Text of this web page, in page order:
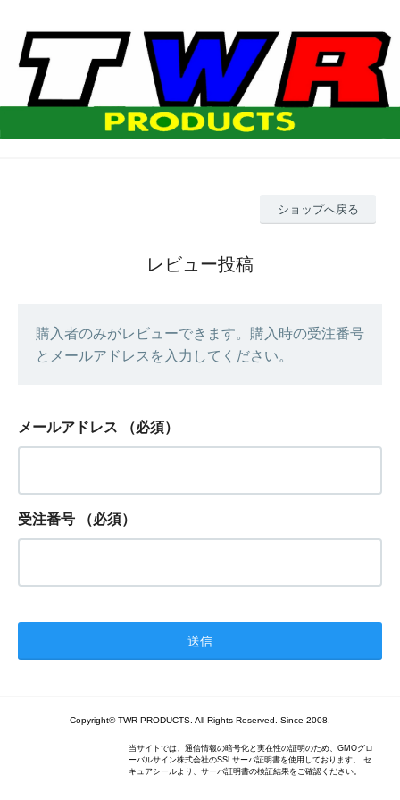
ショップへ戻る
レビュー投稿
購入者のみがレビューできます。購入時の受注番号
とメールアドレスを入力してください。
メールアドレス （必須）
受注番号 （必須）
Copyright© TWR PRODUCTS. All Rights Reserved. Since 2008.
当サイトでは、通信情報の暗号化と実在性の証明のため、GMOグロ
ーバルサイン株式会社のSSLサーバ証明書を使用しております。 セ
キュアシールより、サーバ証明書の検証結果をご確認ください。